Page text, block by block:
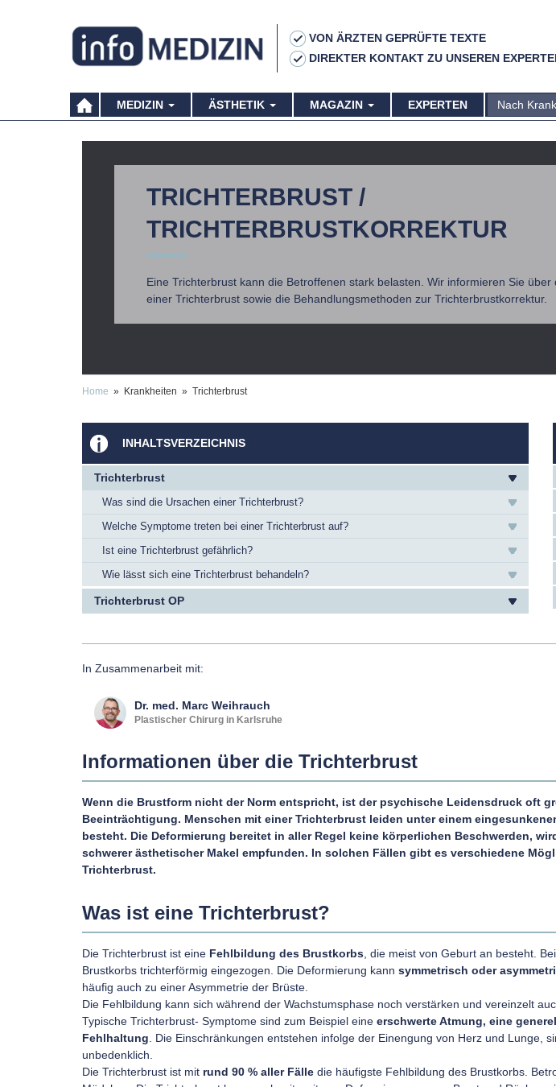
VON ÄRZTEN GEPRÜFTE TEXTE
DIREKTER KONTAKT ZU UNSEREN
MEDIZIN ÄSTHETIK MAGAZIN EXPERTEN
TRICHTERBRUST /
TRICHTERBRUSTKORREKTUR
Eine Trichterbrust kann die Betroffenen stark belasten. Wir informieren Sie über
einer Trichterbrust sowie die Behandlungsmethoden zur Trichterbrustkorrektur.
Home » Krankheiten » Trichterbrust
INHALTSVERZEICHNIS
Trichterbrust
Was sind die Ursachen einer Trichterbrust?
Welche Symptome treten bei einer Trichterbrust auf?
Ist eine Trichterbrust gefährlich?
Wie lässt sich eine Trichterbrust behandeln?
Trichterbrust OP
In Zusammenarbeit mit:
Dr. med. Marc Weihrauch
Plastischer Chirurg in Karlsruhe
Informationen über die Trichterbrust
Wenn die Brustform nicht der Norm entspricht, ist der psychische Leidensdruck oft
Beeinträchtigung. Menschen mit einer Trichterbrust leiden unter einem
besteht. Die Deformierung bereitet in aller Regel keine körperlichen Beschwerden,
schwererästhetischer Makel empfunden. In solchen Fällen gibt es verschiedene
Trichterbrust.
Was ist eine Trichterbrust?
Die Trichterbrust ist eine Fehlbildung des Brustkorbs , die meist von Geburt an besteht.
Brustkorbs trichterförmig eingezogen. Die Deformierung kann symmetrisch oder
häufig auch zu einer Asymmetrie der Brüste.
Die Fehlbildung kann sich während der Wachstumsphase noch verstärken und vereinzelt
Typische Trichterbrust- Symptome sind zum Beispiel eine erschwerte Atmung, eine
Fehlhaltung . Die Einschränkungen entstehen infolge der Einengung von Herz und Lunge,
unbedenklich.
Die Trichterbrust ist mit rund 90 % aller Fälle die häufigste Fehlbildung des Brustkorbs.